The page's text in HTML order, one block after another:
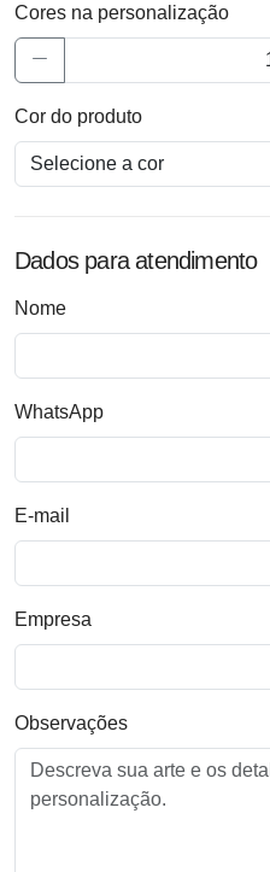
Cores na personalização
Cor do produto
Dados para atendimento
Nome
WhatsApp
E-mail
Empresa
Observações